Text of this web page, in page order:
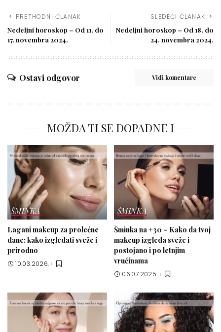
PRETHODNI ČLANAK
Nedeljni horoskop – Od 11. do
17. novembra 2024.
SLEDEĆI ČLANAK
Nedeljni horoskop – Od 18. do
24. novembra 2024.
Ostavi odgovor Vidi komentare
MOŽDA TI SE DOPADNE I
ŠMINKA
Lagani makeup za prolećne
dane: kako izgledati sveže i
prirodno
10.03.2026.
ŠMINKA
Šminka na +30 – Kako da tvoj
makeup izgleda sveže i
postojano i po letnjim
vrućinama
06.07.2025.